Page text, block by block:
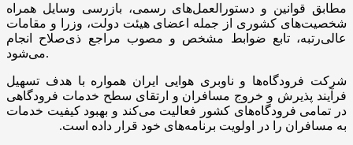
مطابق قوانین و دستورالعمل‌های رسمی، بازرسی وسایل همراه
شخصیت‌های کشوری از جمله اعضای هیئت دولت، وزرا و مقامات
عالی‌رتبه، تابع ضوابط مشخص و مصوب مراجع ذی‌صلاح انجام
می‌شود.
شرکت فرودگاه‌ها و ناوبری هوایی ایران همواره با هدف تسهیل
فرآیند پذیرش و خروج مسافران و ارتقای سطح خدمات فرودگاهی
در تمامی فرودگاه‌های کشور فعالیت می‌کند و بهبود کیفیت خدمات
به مسافران را در اولویت برنامه‌های خود قرار داده است.